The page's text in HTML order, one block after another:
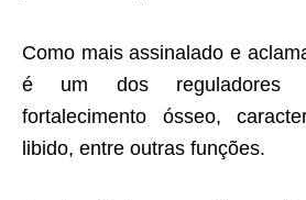
Como mais assinalado e
é um dos reguladores
fortalecimento ósseo,
libido, entre outras funções.